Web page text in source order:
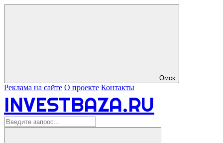
Омск
Реклама на сайте О проекте Контакты
INVESTBAZA.RU